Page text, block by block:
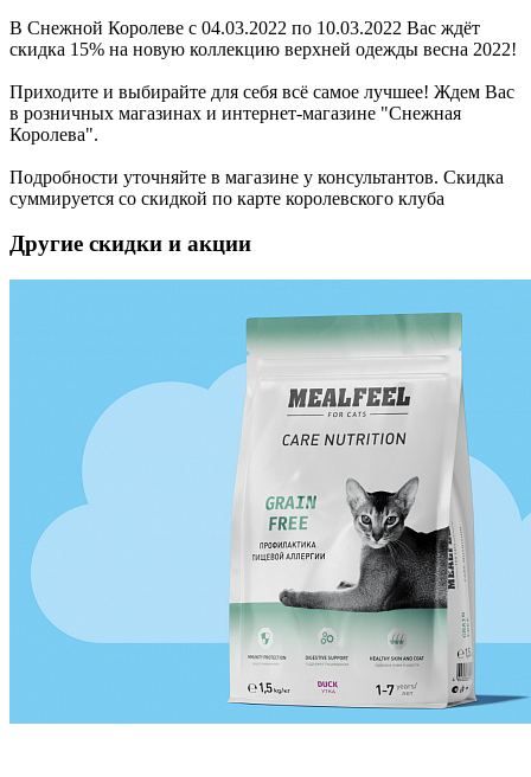
В Снежной Королеве с 04.03.2022 по 10.03.2022 Вас ждёт
скидка 15% на новую коллекцию верхней одежды весна 2022!
Приходите и выбирайте для себя всё самое лучшее! Ждем Вас
в розничных магазинах и интернет-магазине "Снежная
Королева".
Подробности уточняйте в магазине у консультантов. Скидка
суммируется со скидкой по карте королевского клуба
Другие скидки и акции